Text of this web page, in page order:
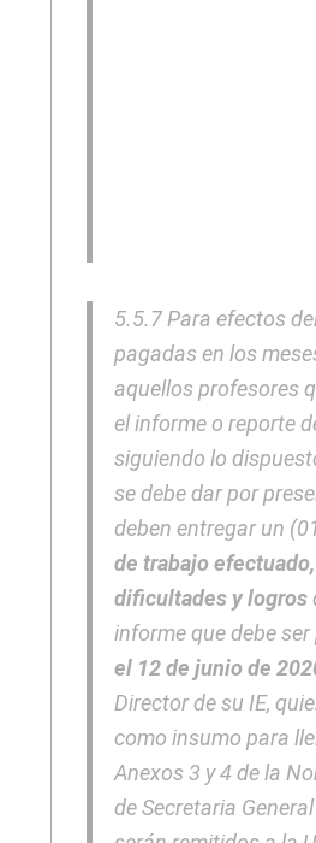
5.5.7 Para efectos
pagadas en los
aquellos profesores
el informe o reporte
siguiendo lo
se debe dar por
deben entregar un
de trabajo
dificultades y logros
informe que debe
el 12 de junio de
Director de su IE,
como insumo para
Anexos 3 y 4 de la
de Secretaria